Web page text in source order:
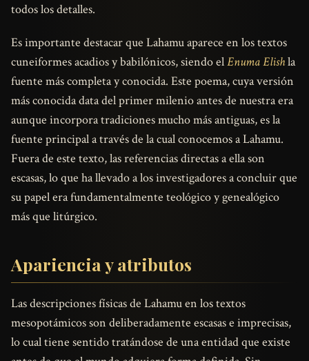
todos los detalles.
Es importante destacar que Lahamu aparece en los textos
cuneiformes acadios y babilónicos, siendo elEnuma Elishla
fuente más completa y conocida. Este poema, cuya versión
más conocida data del primer milenio antes de nuestra era
aunque incorpora tradiciones mucho más antiguas, es la
fuente principal a través de la cual conocemos a Lahamu.
Fuera de este texto, las referencias directas a ella son
escasas, lo que ha llevado a los investigadores a concluir que
su papel era fundamentalmente teológico y genealógico
más que litúrgico.
Apariencia y atributos
Las descripciones físicas de Lahamu en los textos
mesopotámicos son deliberadamente escasas e imprecisas,
lo cual tiene sentido tratándose de una entidad que existe